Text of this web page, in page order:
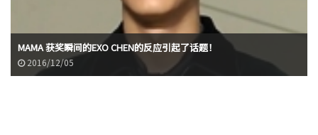
MAMA 获奖瞬间的EXO CHEN的反应引起了话题！
2016/12/05